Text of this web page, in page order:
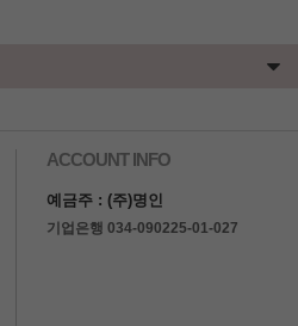
ACCOUNT INFO
예금주 : (주)명인
기업은행 034-090225-01-027